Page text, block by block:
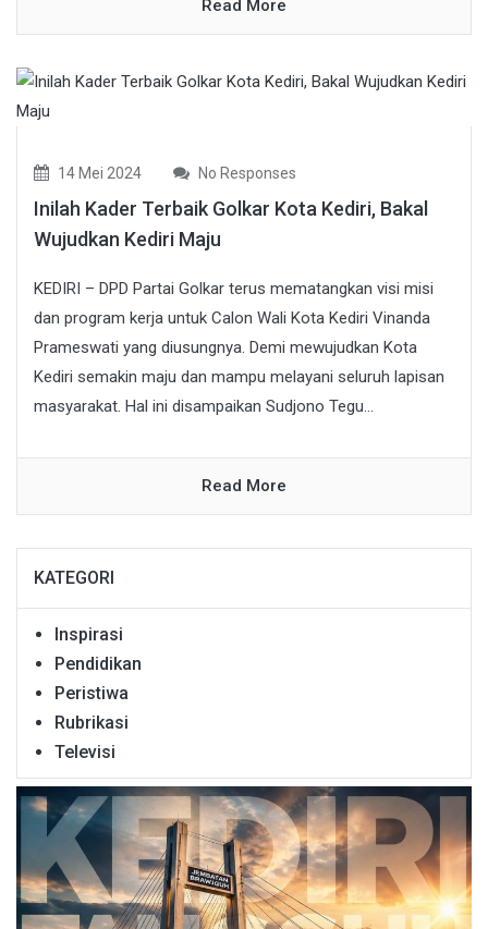
Read More
14 Mei 2024 No Responses
Inilah Kader Terbaik Golkar Kota Kediri, Bakal
Wujudkan Kediri Maju
KEDIRI – DPD Partai Golkar terus mematangkan visi misi
dan program kerja untuk Calon Wali Kota Kediri Vinanda
Prameswati yang diusungnya. Demi mewujudkan Kota
Kediri semakin maju dan mampu melayani seluruh lapisan
masyarakat. Hal ini disampaikan Sudjono Tegu...
Read More
KATEGORI
Inspirasi
Pendidikan
Peristiwa
Rubrikasi
Televisi